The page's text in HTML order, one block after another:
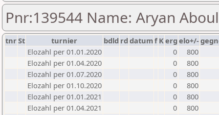
Pnr:139544 Name: Aryan
tnrSt turnier bdld rd datumf Kerg elo+/-
Elozahl per 01.01.2020
0
800
Elozahl per 01.04.2020
0
800
Elozahl per 01.07.2020
0
800
Elozahl per 01.10.2020
0
800
Elozahl per 01.01.2021
0
800
Elozahl per 01.04.2021
0
800